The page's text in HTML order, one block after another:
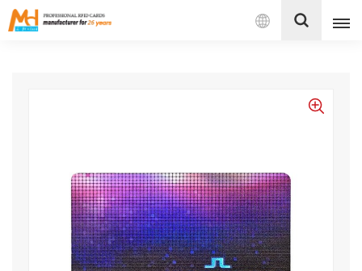
بالعربية
Español
Português
بالعربية